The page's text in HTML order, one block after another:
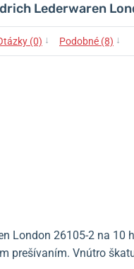
Lederwaren
(0) ↓ Podobné (8) ↓
London 26105-2 na 10
prešívaním. Vnútro